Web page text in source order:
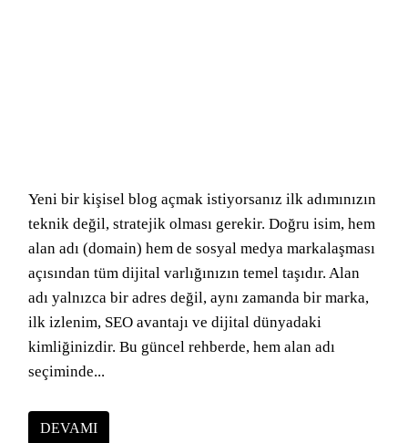
Yeni bir kişisel blog açmak istiyorsanız ilk adımınızın
teknik değil, stratejik olması gerekir. Doğru isim, hem
alan adı (domain) hem de sosyal medya markalaşması
açısından tüm dijital varlığınızın temel taşıdır. Alan
adı yalnızca bir adres değil, aynı zamanda bir marka,
ilk izlenim, SEO avantajı ve dijital dünyadaki
kimliğinizdir. Bu güncel rehberde, hem alan adı
seçiminde...
DEVAMI